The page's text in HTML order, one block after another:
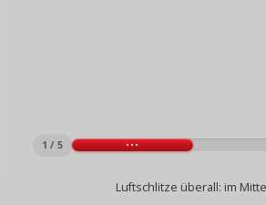
1 / 5
Luftschlitze überall: im